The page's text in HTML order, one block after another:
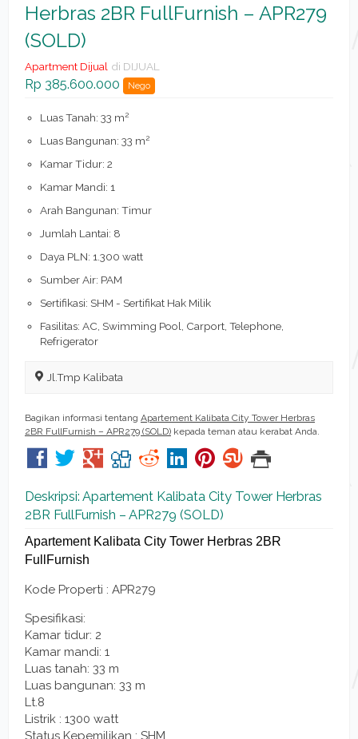
Herbras 2BR FullFurnish – APR279
(SOLD)
Apartment Dijual di DIJUAL
Rp 385.600.000 Nego
Luas Tanah: 33 m2
Luas Bangunan: 33 m2
Kamar Tidur: 2
Kamar Mandi: 1
Arah Bangunan: Timur
Jumlah Lantai: 8
Daya PLN: 1.300 watt
Sumber Air: PAM
Sertifikasi: SHM - Sertifikat Hak Milik
Fasilitas: AC, Swimming Pool, Carport, Telephone,
Refrigerator
Jl.Tmp Kalibata
Bagikan informasi tentang Apartement Kalibata City Tower Herbras
2BR FullFurnish – APR279 (SOLD) kepada teman atau kerabat Anda.
Deskripsi: Apartement Kalibata City Tower Herbras
2BR FullFurnish – APR279 (SOLD)
Apartement Kalibata City Tower Herbras 2BR
FullFurnish
Kode Properti : APR279
Spesifikasi:
Kamar tidur: 2
Kamar mandi: 1
Luas tanah: 33 m
Luas bangunan: 33 m
Lt.8
Listrik : 1300 watt
Status Kepemilikan : SHM